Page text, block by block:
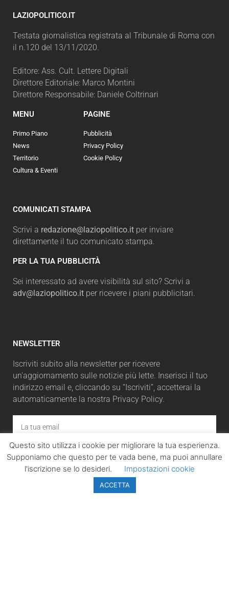
LAZIOPOLITICO.IT
Testata giornalistica registrata al Tribunale di Roma con
il n.120 del 13/11/2020.
Editore: Ass. Cult. Lettere Digitali
Direttore Editoriale: Marco Montini
Direttore Responsabile: Daniele Coltrinari
MENU
Primo Piano
News
Territorio
Cultura & Eventi
PAGINE
Pubblicità
Privacy Policy
Cookie Policy
COMUNICATI STAMPA
Scrivi a redazione@laziopolitico.it per inviare
direttamente il tuo comunicato stampa.
PER LA TUA PUBBLICITÀ
Sei interessato ad avere visibilità sul sito? Scrivi a
adv@laziopolitico.it per ricevere i piani pubblicitari.
NEWSLETTER
Iscriviti subito alla newsletter per ricevere
un'aggiornamento sulle notizie più lette. Inserisci il tuo
indirizzo email e, cliccando su “Iscriviti”, accetterai la
automaticamente la nostra Privacy Policy.
ISCRIVITI
Questo sito utilizza i cookie per migliorare la tua esperienza.
Supponiamo che questo per te vada bene, ma puoi annullare
l'iscrizione se lo desideri.
Impostazioni cookie
ACCETTA